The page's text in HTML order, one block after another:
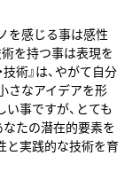
を感じる事は感性
を持つ事は表現を
術』は、やがて自分
さなアイデアを形
事ですが、とても
なたの潜在的要素を
と実践的な技術を育